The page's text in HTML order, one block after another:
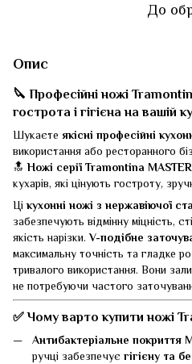
До
Опис
🔪 Професійні ножі
гострота і гігієна на вашій
Шукаєте якісні професійні
використання або ресторанного
🔝Ножі серії Tramontina MASTER
кухарів, які цінують гостроту,
Цікухонні ножі з нержавіючої
забезпечують відмінну міцність,
якість нарізки.V-подібне
максимальну точність та гладке
тривалого використання. Вони
не потребуючи частого
✅Чому варто купити ножі
Антибактеріальне покриття
ручці забезпечує гігієну та